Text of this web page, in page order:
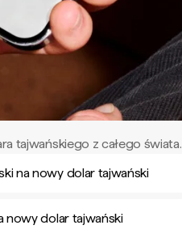
tajwańskiego z całego świata.
na nowy dolar tajwański
nowy dolar tajwański